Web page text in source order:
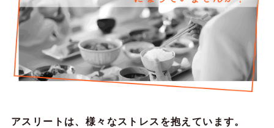
アスリートは、様々なストレスを抱えています。